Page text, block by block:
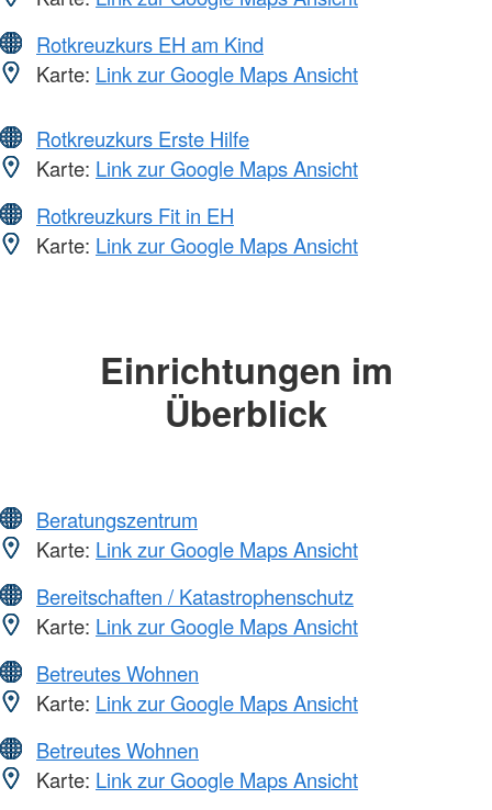
Rotkreuzkurs EH am Kind
Karte: Link zur Google Maps Ansicht
Rotkreuzkurs Erste Hilfe
Karte: Link zur Google Maps Ansicht
Rotkreuzkurs Fit in EH
Karte: Link zur Google Maps Ansicht
Einrichtungen im
Überblick
Beratungszentrum
Karte: Link zur Google Maps Ansicht
Bereitschaften / Katastrophenschutz
Karte: Link zur Google Maps Ansicht
Betreutes Wohnen
Karte: Link zur Google Maps Ansicht
Betreutes Wohnen
Karte: Link zur Google Maps Ansicht